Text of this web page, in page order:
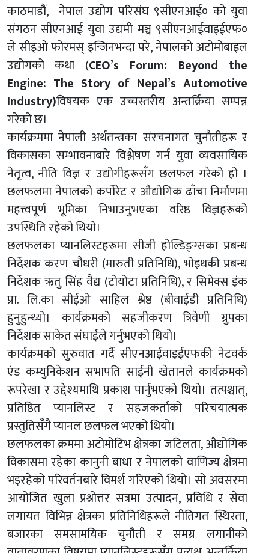
काठमाडौं, नेपाल उद्योग परिसंघ ९सीएनआई० को युवा
संगठन सीएनआई युवा उद्यमी मञ्च ९सीएनआईवाइईएफ०
ले सीइओ फोरमस् इन्जिनभन्दा परे, नेपालको अटोमोबाइल
उद्योगको कथा (CEO’s Forum: Beyond the
Engine: The Story of Nepal’s Automotive
Industry)विषयक एक उच्चस्तरीय अन्तर्क्रिया सम्पन्न
गरेको छ।
कार्यक्रममा नेपाली अर्थतन्त्रका संरचनागत चुनौतीहरू र
विकासका सम्भावनाबारे विश्लेषण गर्न युवा व्यवसायिक
नेतृत्व, नीति विज्ञ र उद्योगीहरूसँग छलफल गरेको हो ।
छलफलमा नेपालको कर्पोरेट र औद्योगिक ढाँचा निर्माणमा
महत्त्वपूर्ण भूमिका निभाउनुभएका वरिष्ठ विज्ञहरूको
उपस्थिति रहेको थियो।
छलफलका प्यानलिस्टहरूमा सीजी होल्डिङ्ग्सका प्रबन्ध
निर्देशक करण चौधरी (मारुती प्रतिनिधि), भोइथकी प्रबन्ध
निर्देशक ऋतु सिंह वैद्य (टोयोटा प्रतिनिधि), र सिमेक्स इंक
प्रा. लि.का सीईओ साहिल श्रेष्ठ (बीवाईडी प्रतिनिधि)
हुनुहुन्थ्यो। कार्यक्रमको सहजीकरण त्रिवेणी ग्रुपका
निर्देशक साकेत संघाईले गर्नुभएको थियो।
कार्यक्रमको सुरुवात गर्दै सीएनआईवाइईएफकी नेटवर्क
एंड कम्युनिकेशन सभापति साईनी खेतानले कार्यक्रमको
रूपरेखा र उद्देश्यमाथि प्रकाश पार्नुभएको थियो। तत्पश्चात्,
प्रतिष्ठित प्यानलिस्ट र सहजकर्ताको परिचयात्मक
प्रस्तुतिसँगै प्यानल छलफल भएको थियो।
छलफलका क्रममा अटोमोटिभ क्षेत्रका जटिलता, औद्योगिक
विकासमा रहेका कानुनी बाधा र नेपालको वाणिज्य क्षेत्रमा
भइरहेको परिवर्तनबारे विमर्श गरिएको थियो। सो अवसरमा
आयोजित खुला प्रश्नोत्तर सत्रमा उत्पादन, प्रविधि र सेवा
लगायत विभिन्न क्षेत्रका प्रतिनिधिहरूले नीतिगत स्थिरता,
बजारका समसामयिक चुनौती र समग्र लगानीको